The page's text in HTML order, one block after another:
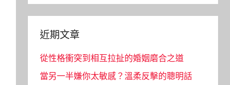
近期文章
從性格衝突到相互拉扯的婚姻磨合之道
當另一半嫌你太敏感？溫柔反擊的聰明話